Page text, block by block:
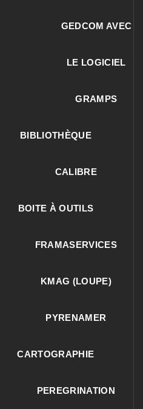
GEDCOM AVEC
LE LOGICIEL
GRAMPS
BIBLIOTHÈQUE
CALIBRE
BOITE À OUTILS
FRAMASERVICES
KMAG (LOUPE)
PYRENAMER
CARTOGRAPHIE
PEREGRINATION